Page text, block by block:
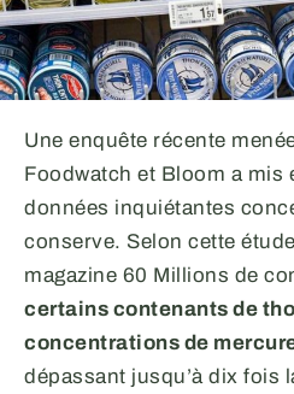
Une enquête récente
Foodwatch et Bloom a mis
données inquiétantes
conserve. Selon cette
magazine 60 Millions de
certains contenants de
concentrations de
dépassant jusqu’à dix fois